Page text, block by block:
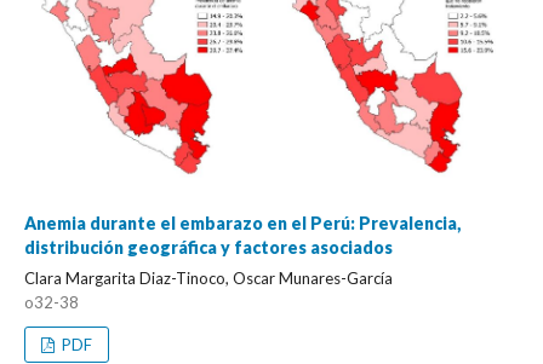
Anemia durante el embarazo en el Perú: Prevalencia,
distribución geográfica y factores asociados
Clara Margarita Diaz-Tinoco, Oscar Munares-García
o32-38
PDF